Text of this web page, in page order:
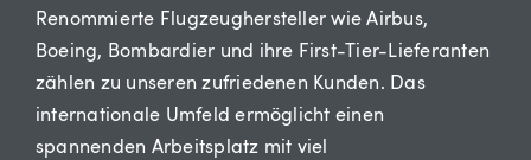
Renommierte Flugzeughersteller wie Airbus,
Boeing, Bombardier und ihre First-Tier-Lieferanten
zählen zu unseren zufriedenen Kunden. Das
internationale Umfeld ermöglicht einen
spannenden Arbeitsplatz mit viel